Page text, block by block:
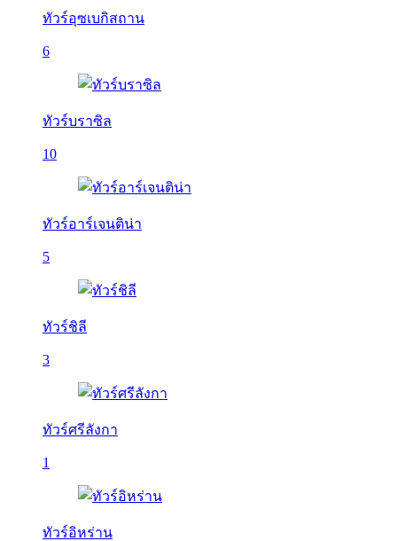
ทัวร์อุซเบกิสถาน
6
ทัวร์บราซิล
10
ทัวร์อาร์เจนติน่า
5
ทัวร์ชิลี
3
ทัวร์ศรีลังกา
1
ทัวร์อิหร่าน